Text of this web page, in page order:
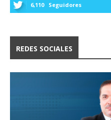
6,110 Seguidores
REDES SOCIALES